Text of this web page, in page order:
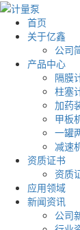
首页
关于亿鑫
公司
产品中心
隔膜
柱塞
加药
甲板
一罐
减速
资质证书
资质
应用领域
新闻资讯
公司